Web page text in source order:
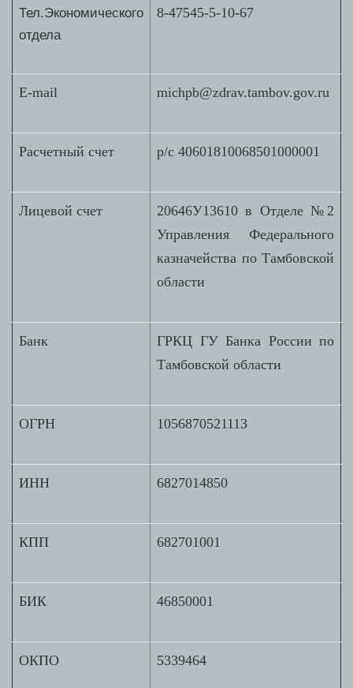
Тел.Экономического
отдела
8-47545-5-10-67
E-mail michpb@zdrav.tambov.gov.ru
Расчетный счет р/с 40601810068501000001
Лицевой счет
20646У13610 в Отделе №2
Управления Федерального
казначейства по Тамбовской
области
Банк
ГРКЦ ГУ Банка России по
Тамбовской области
ОГРН 1056870521113
ИНН 6827014850
КПП 682701001
БИК 46850001
ОКПО 5339464